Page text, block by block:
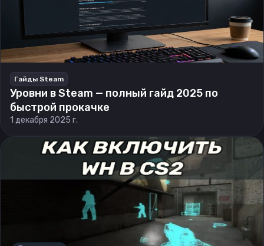
Гайды Steam
Уровни в Steam — полный гайд 2025 по
быстрой прокачке
1 декабря 2025 г.